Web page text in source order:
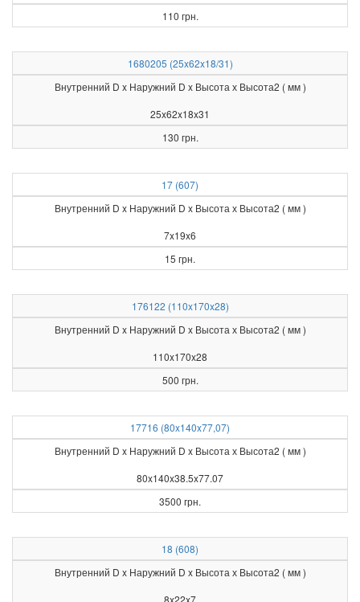
110 грн.
1680205 (25x62x18/31)
Внутренний D x Наружний D x Высота х Высота2 ( мм )
25x62x18x31
130 грн.
17 (607)
Внутренний D x Наружний D x Высота х Высота2 ( мм )
7x19x6
15 грн.
176122 (110x170x28)
Внутренний D x Наружний D x Высота х Высота2 ( мм )
110x170x28
500 грн.
17716 (80x140x77,07)
Внутренний D x Наружний D x Высота х Высота2 ( мм )
80x140x38.5x77.07
3500 грн.
18 (608)
Внутренний D x Наружний D x Высота х Высота2 ( мм )
8x22x7